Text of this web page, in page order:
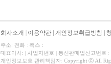
회사소개 이용약관 개인정보취급방침
주소: 전화 : 팩스 :
대표이사: | 사업자번호 | 통신판매업신고번호 :
개인정보보호 관리책임자: Copyright ⓒ All